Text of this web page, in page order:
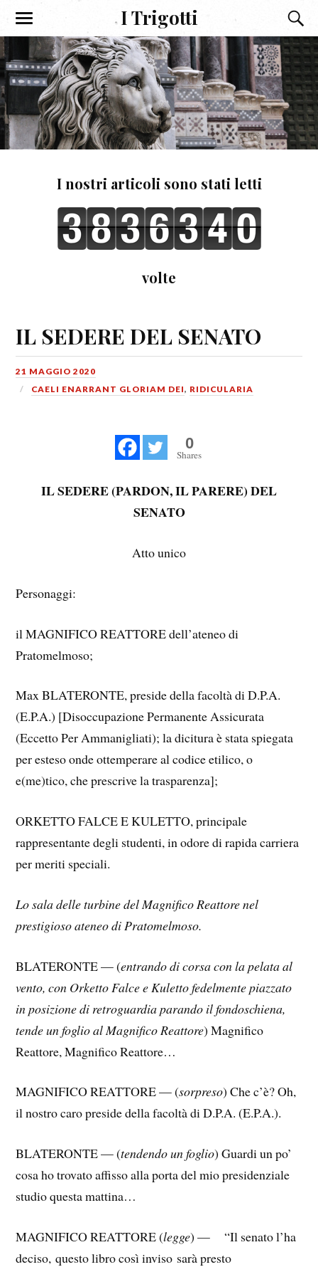
I Trigotti
I nostri articoli sono stati letti
volte
IL SEDERE DEL SENATO
21 MAGGIO 2020
CAELI ENARRANT GLORIAM DEI, RIDICULARIA
0
Shares
IL SEDERE (PARDON, IL PARERE) DEL
SENATO
Atto unico
Personaggi:
il MAGNIFICO REATTORE dell’ateneo di
Pratomelmoso;
Max BLATERONTE, preside della facoltà di D.P.A.
(E.P.A.) [Disoccupazione Permanente Assicurata
(Eccetto Per Ammanigliati); la dicitura è stata spiegata
per esteso onde ottemperare al codice etilico, o
e(me)tico, che prescrive la trasparenza];
ORKETTO FALCE E KULETTO, principale
rappresentante degli studenti, in odore di rapida carriera
per meriti speciali.
Lo sala delle turbine del Magnifico Reattore nel
prestigioso ateneo di Pratomelmoso.
BLATERONTE — (entrando di corsa con la pelata al
vento, con Orketto Falce e Kuletto fedelmente piazzato
in posizione di retroguardia parando il fondoschiena,
tende un foglio al Magnifico Reattore) Magnifico
Reattore, Magnifico Reattore…
MAGNIFICO REATTORE — (sorpreso) Che c’è? Oh,
il nostro caro preside della facoltà di D.P.A. (E.P.A.).
BLATERONTE — (tendendo un foglio) Guardi un po’
cosa ho trovato affisso alla porta del mio presidenziale
studio questa mattina…
MAGNIFICO REATTORE (legge) — “Il senato l’ha
deciso, questo libro così inviso sarà presto